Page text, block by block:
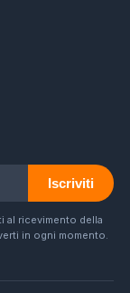
Iscriviti
al ricevimento della
in ogni momento.